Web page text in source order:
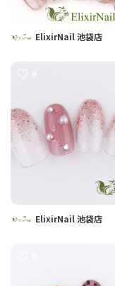
ElixirNail 池袋店
ElixirNail 池袋店